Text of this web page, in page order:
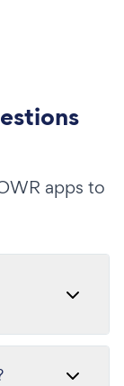
apps to